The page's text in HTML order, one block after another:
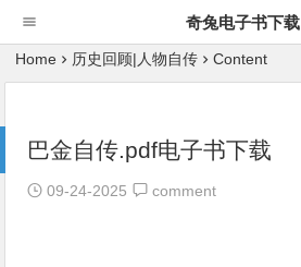
奇兔电子书下载
Home 历史回顾|人物自传 Content
巴金自传.pdf电子书下载
09-24-2025 comment